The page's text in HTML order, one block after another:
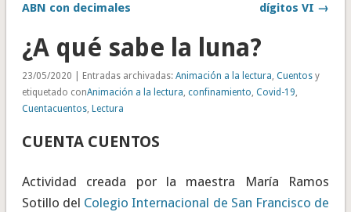
ABN con decimales
dígitos VI →
¿A qué sabe la luna?
23/05/2020 | Entradas archivadas: Animación a la lectura, Cuentosy
etiquetado conAnimación a la lectura, confinamiento, Covid-19,
Cuentacuentos, Lectura
CUENTA CUENTOS
Actividad creada por la maestra María Ramos
Sotillo del Colegio Internacional de San Francisco de